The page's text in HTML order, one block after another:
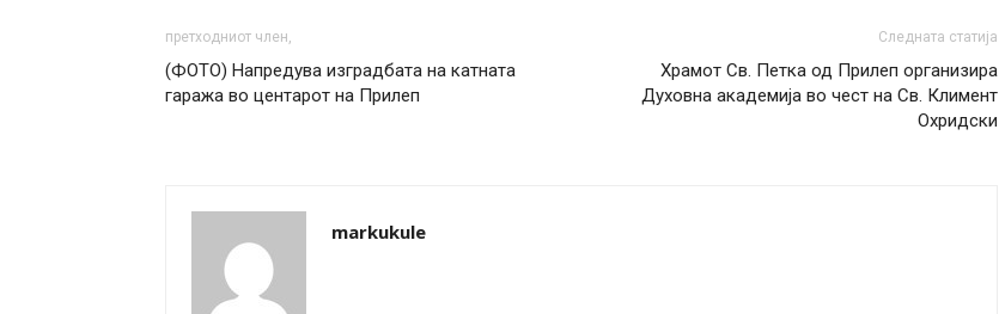
претходниот член,
(ФОТО) Напредува изградбата на катната
гаража во центарот на Прилеп
Следната статија
Храмот Св. Петка од Прилеп организира
Духовна академија во чест на Св. Климент
Охридски
markukule